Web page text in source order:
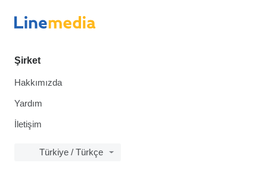
Şirket
Hakkımızda
Yardım
İletişim
Türkiye / Türkçe